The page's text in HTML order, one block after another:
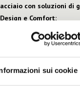
sui cookie
acciaio con soluzioni di
Design e Comfort:
Queste scarpe
struttura tipo
libertà di movimento. La
tecnologie avanzate
Perché scegliere le Dike
Protezione